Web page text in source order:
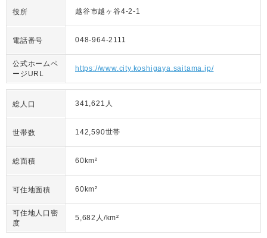
役所 越谷市越ヶ谷4-2-1
電話番号 048-964-2111
公式ホームペ
ージURL
https://www.city.koshigaya.saitama.jp/
総人口 341,621人
世帯数 142,590世帯
総面積 60km²
可住地面積 60km²
可住地人口密
度
5,682人/km²